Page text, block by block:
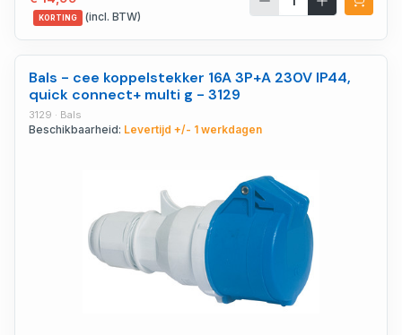
KORTING (incl. BTW)
Bals - cee koppelstekker 16A 3P+A 230V IP44,
quick connect+ multi g - 3129
3129 · Bals
Beschikbaarheid: Levertijd +/- 1 werkdagen